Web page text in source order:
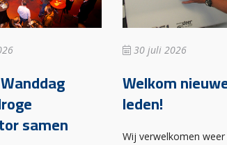
samen
30 juli 2026
Welkom
leden!
Wij verwelkomen